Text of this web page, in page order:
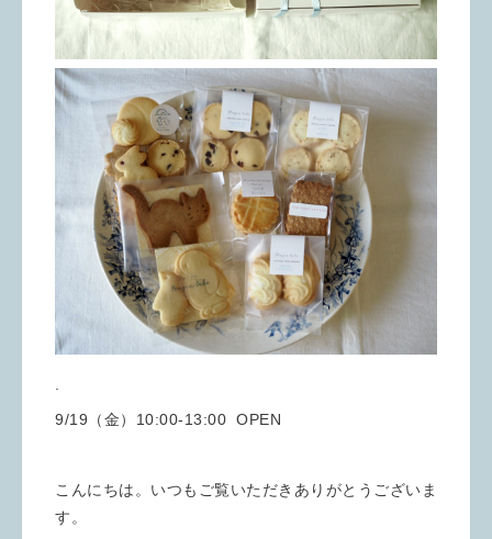
9/19（金）10:00-13:00 OPEN
こんにちは。いつもご覧いただきありがとうございま
す。